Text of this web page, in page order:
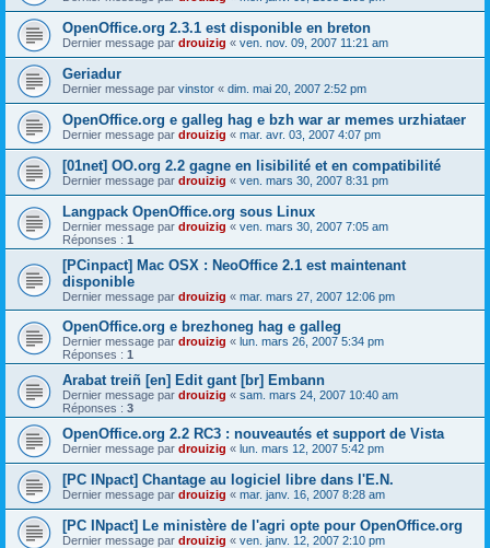
OpenOffice.org 2.3.1 est disponible en breton
Dernier message par drouizig « ven. nov. 09, 2007 11:21 am
Geriadur
Dernier message par vinstor « dim. mai 20, 2007 2:52 pm
OpenOffice.org e galleg hag e bzh war ar memes urzhiataer
Dernier message par drouizig « mar. avr. 03, 2007 4:07 pm
[01net] OO.org 2.2 gagne en lisibilité et en compatibilité
Dernier message par drouizig « ven. mars 30, 2007 8:31 pm
Langpack OpenOffice.org sous Linux
Dernier message par drouizig « ven. mars 30, 2007 7:05 am
Réponses : 1
[PCinpact] Mac OSX : NeoOffice 2.1 est maintenant
disponible
Dernier message par drouizig « mar. mars 27, 2007 12:06 pm
OpenOffice.org e brezhoneg hag e galleg
Dernier message par drouizig « lun. mars 26, 2007 5:34 pm
Réponses : 1
Arabat treiñ [en] Edit gant [br] Embann
Dernier message par drouizig « sam. mars 24, 2007 10:40 am
Réponses : 3
OpenOffice.org 2.2 RC3 : nouveautés et support de Vista
Dernier message par drouizig « lun. mars 12, 2007 5:42 pm
[PC INpact] Chantage au logiciel libre dans l'E.N.
Dernier message par drouizig « mar. janv. 16, 2007 8:28 am
[PC INpact] Le ministère de l'agri opte pour OpenOffice.org
Dernier message par drouizig « ven. janv. 12, 2007 2:10 pm